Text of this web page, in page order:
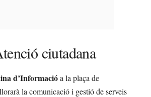
ciutadana
d’Informacióa la plaça de
la comunicació i gestió de serveis